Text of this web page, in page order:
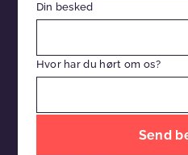
Din besked
Hvor har du hørt om os?